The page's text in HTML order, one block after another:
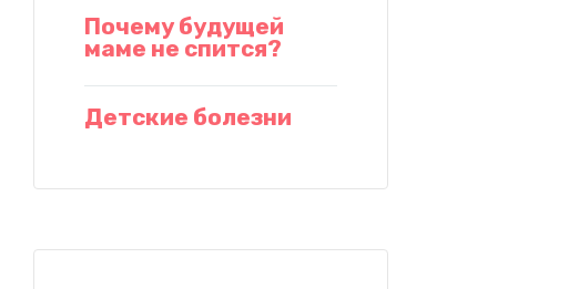
Почему будущей
маме не спится?
Детские болезни